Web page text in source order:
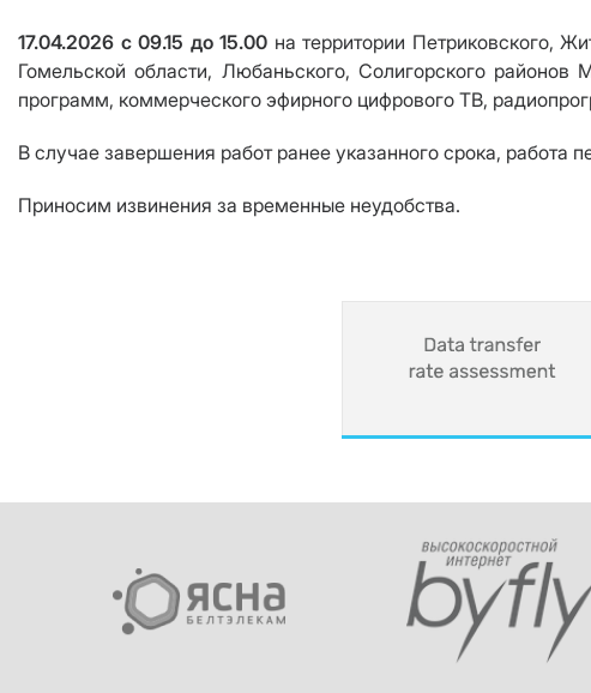
17.04.2026 с 09.15 до 15.00 на территории Петриковского,
Гомельской области, Любаньского, Солигорского
программ, коммерческого эфирного цифрового ТВ,
В случае завершения работ ранее указанного срока, работа
Приносим извинения за временные неудобства.